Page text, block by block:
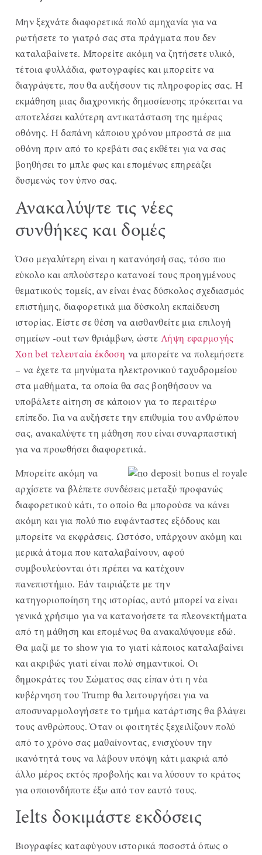
Μην ξεχνάτε διαφορετικά πολύ αμηχανία για να
ρωτήσετε το γιατρό σας στα πράγματα που δεν
καταλαβαίνετε. Μπορείτε ακόμη να ζητήσετε υλικό,
τέτοια φυλλάδια, φωτογραφίες και μπορείτε να
διαγράψετε, που θα αυξήσουν τις πληροφορίες σας. Η
εκμάθηση μιας διαχρονικής δημοσίευσης πρόκειται να
αποτελέσει καλύτερη αντικατάσταση της ημέρας
οθόνης. Η δαπάνη κάποιου χρόνου μπροστά σε μια
οθόνη πριν από το κρεβάτι σας εκθέτει για να σας
βοηθήσει το μπλε φως και επομένως επηρεάζει
δυσμενώς τον ύπνο σας.
Ανακαλύψτε τις νέες
συνθήκες και δομές
Όσο μεγαλύτερη είναι η κατανόησή σας, τόσο πιο
εύκολο και απλούστερο κατανοεί τους προηγμένους
θεματικούς τομείς, αν είναι ένας δύσκολος σχεδιασμός
επιστήμης, διαφορετικά μια δύσκολη εκπαίδευση
ιστορίας. Είστε σε θέση να αισθανθείτε μια επιλογή
σημείων -out των θριάμβων, ώστε Λήψη εφαρμογής
Xon bet τελευταία έκδοση να μπορείτε να πολεμήσετε
– να έχετε τα μηνύματα ηλεκτρονικού ταχυδρομείου
στα μαθήματα, τα οποία θα σας βοηθήσουν να
υποβάλετε αίτηση σε κάποιον για το περαιτέρω
επίπεδο. Για να αυξήσετε την επιθυμία του ανθρώπου
σας, ανακαλύψτε τη μάθηση που είναι συναρπαστική
για να προωθήσει διαφορετικά.
Μπορείτε ακόμη να
αρχίσετε να βλέπετε συνδέσεις μεταξύ προφανώς
διαφορετικού κάτι, το οποίο θα μπορούσε να κάνει
ακόμη και για πολύ πιο ευφάνταστες εξόδους και
μπορείτε να εκφράσεις. Ωστόσο, υπάρχουν ακόμη και
μερικά άτομα που καταλαβαίνουν, αφού
συμβουλεύονται ότι πρέπει να κατέχουν
πανεπιστήμιο. Εάν ταιριάζετε με την
κατηγοριοποίηση της ιστορίας, αυτό μπορεί να είναι
γενικά χρήσιμο για να κατανοήσετε τα πλεονεκτήματα
από τη μάθηση και επομένως θα ανακαλύψουμε εδώ.
Θα μαζί με το show για το γιατί κάποιος καταλαβαίνει
και ακριβώς γιατί είναι πολύ σημαντικοί. Οι
δημοκράτες του Σώματος σας είπαν ότι η νέα
κυβέρνηση του Trump θα λειτουργήσει για να
αποσυναρμολογήσετε το τμήμα κατάρτισης θα βλάψει
τους ανθρώπους. Όταν οι φοιτητές ξεχειλίζουν πολύ
από το χρόνο σας μαθαίνοντας, ενισχύουν την
ικανότητά τους να λάβουν υπόψη κάτι μακριά από
άλλο μέρος εκτός προβολής και να λύσουν το κράτος
για οποιονδήποτε έξω από τον εαυτό τους.
Ielts δοκιμάστε εκδόσεις
Βιογραφίες καταφύγουν ιστορικά ποσοστά όπως ο